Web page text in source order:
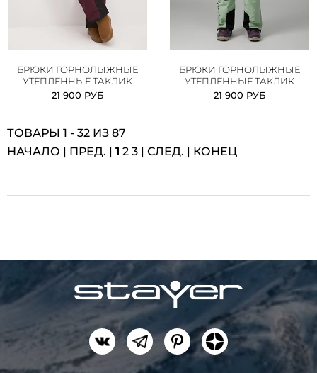
БРЮКИ ГОРНОЛЫЖНЫЕ
УТЕПЛЕННЫЕ ТАКЛИК
21 900 РУБ
БРЮКИ ГОРНОЛЫЖНЫЕ
УТЕПЛЕННЫЕ ТАКЛИК
21 900 РУБ
ТОВАРЫ 1 - 32 ИЗ 87
НАЧАЛО | ПРЕД. | 1 2 3 | СЛЕД. | КОНЕЦ